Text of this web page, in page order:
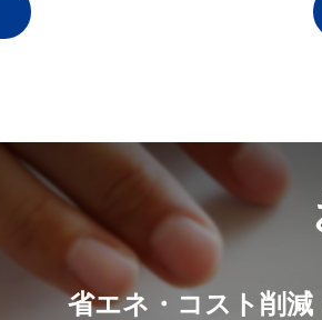
省エネ・コスト削減